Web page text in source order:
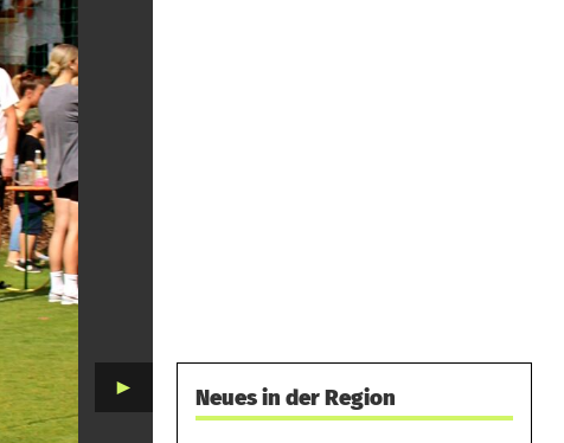
► Neues in der Region